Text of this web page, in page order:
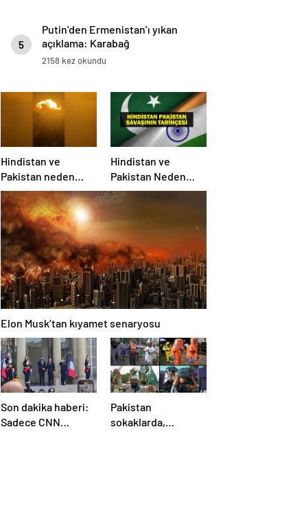
5
Putin’den Ermenistan’ı yıkan
açıklama: Karabağ
Azerbaycan’ın ayrılmaz bir
2158 kez okundu
Hindistan ve
Pakistan neden
savaşıyor?
Hindistan ve
Pakistan Neden
Savaşıyor? Keşmir
Neden Savaş
Başladı? İşte
Hindistan Pakistan
Savaşının Tarihçesi!
Elon Musk’tan kıyamet senaryosu
Son dakika haberi:
Sadece CNN
Pakistan
sokaklarda,